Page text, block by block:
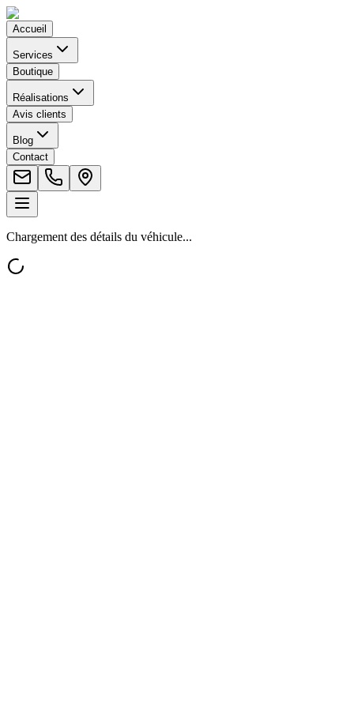
Accueil
Services
Boutique
Réalisations
Avis clients
Blog
Contact
Chargement des détails du véhicule...